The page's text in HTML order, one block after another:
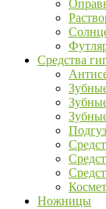
Средства
Ножницы